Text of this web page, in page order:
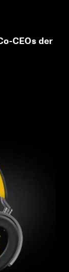
CEOs der